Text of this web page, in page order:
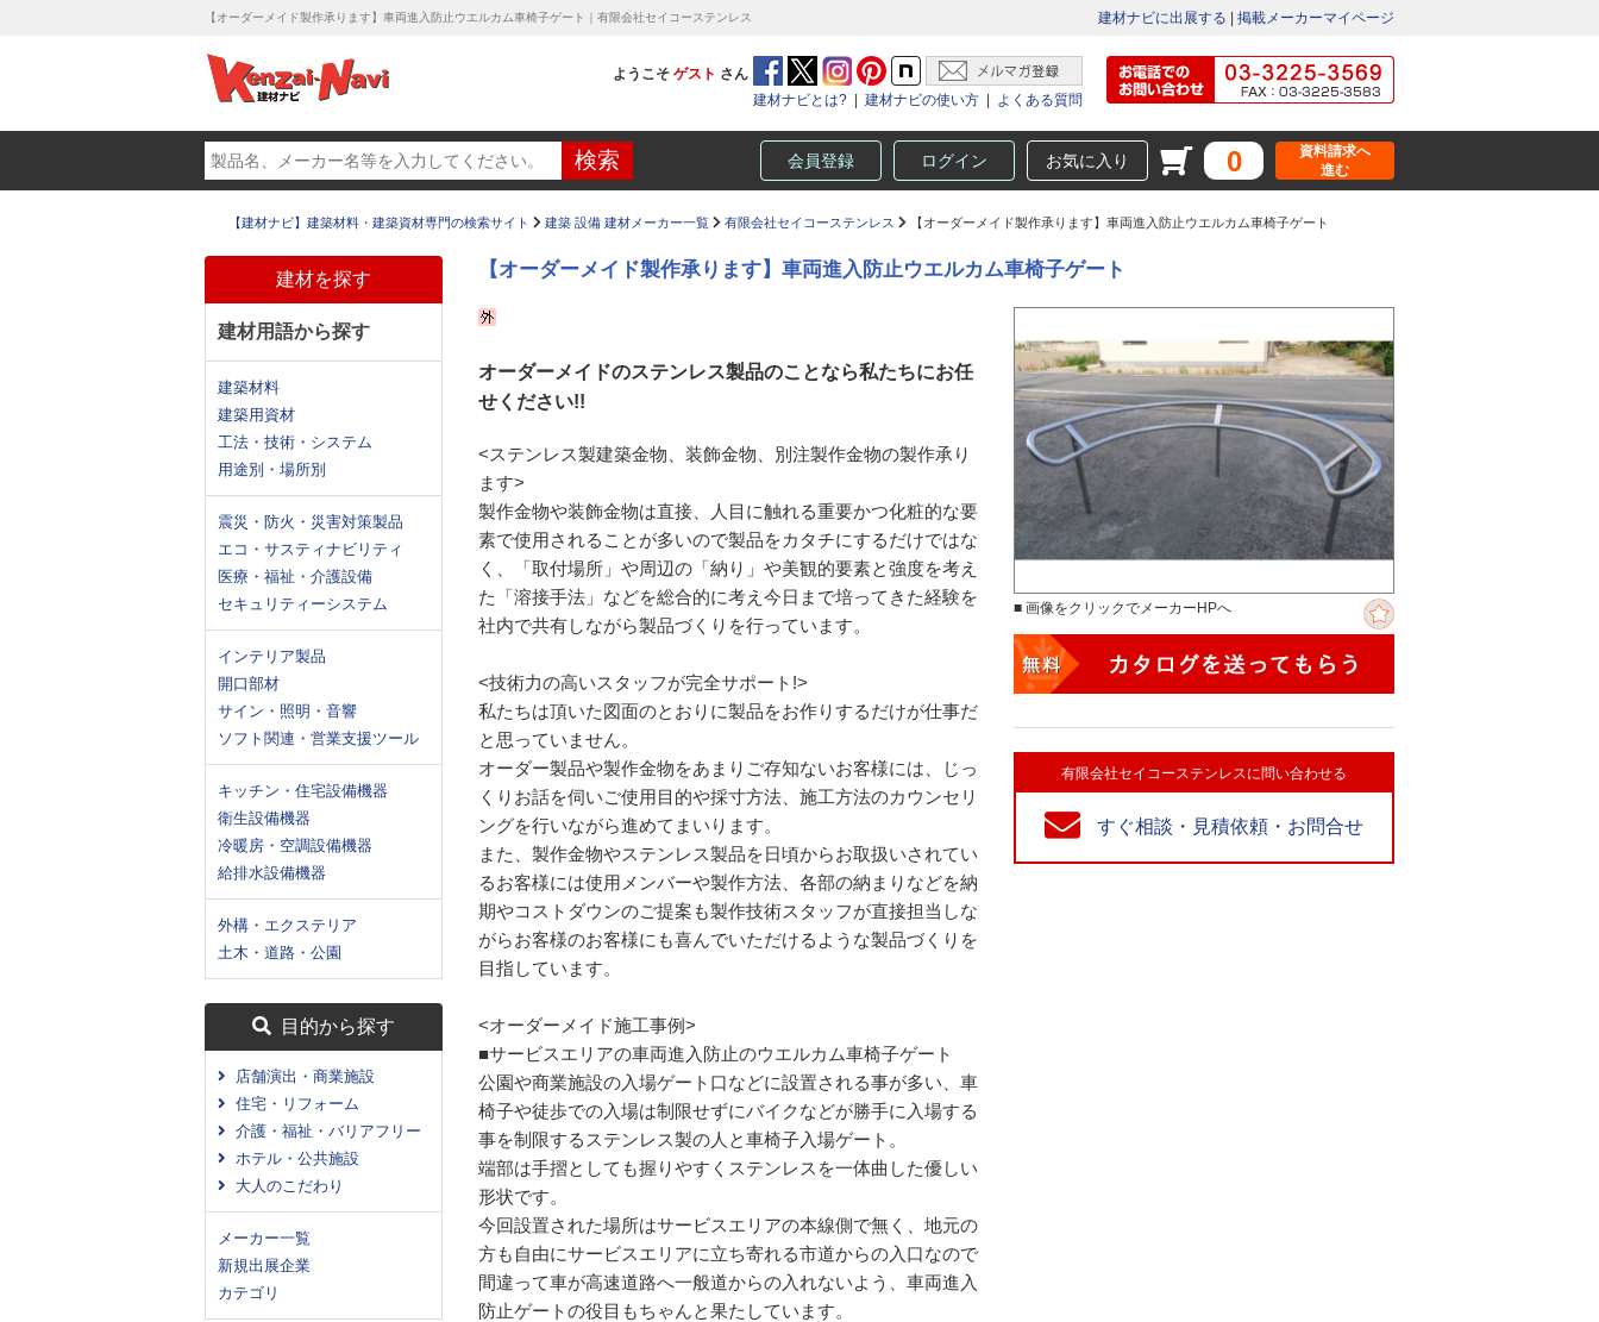
【オーダーメイド製作承ります】車両進入防止ウエルカム車椅子ゲート｜有限会社セイコーステンレス 建材ナビに出展する 掲載メーカーマイページ
ようこそ ゲスト さん
建材ナビとは?
建材ナビの使い方 よくある質問
会員登録 ログイン お気に入り 0
資料請求へ
進む
【建材ナビ】建築材料・建築資材専門の検索サイト 建築 設備 建材メーカー一覧 有限会社セイコーステンレス 【オーダーメイド製作承ります】車両進入防止ウエルカム車椅子ゲート
建材を探す
建材用語から探す
建築材料
建築用資材
工法・技術・システム
用途別・場所別
震災・防火・災害対策製品
エコ・サスティナビリティ
医療・福祉・介護設備
セキュリティーシステム
インテリア製品
開口部材
サイン・照明・音響
ソフト関連・営業支援ツール
キッチン・住宅設備機器
衛生設備機器
冷暖房・空調設備機器
給排水設備機器
外構・エクステリア
土木・道路・公園
目的から探す
店舗演出・商業施設
住宅・リフォーム
介護・福祉・バリアフリー
ホテル・公共施設
大人のこだわり
メーカー一覧
新規出展企業
カテゴリ
【オーダーメイド製作承ります】車両進入防止ウエルカム車椅子ゲート
オーダーメイドのステンレス製品のことなら私たちにお任
せください!!
<ステンレス製建築金物、装飾金物、別注製作金物の製作承り
ます>
製作金物や装飾金物は直接、人目に触れる重要かつ化粧的な要
素で使用されることが多いので製品をカタチにするだけではな
く、「取付場所」や周辺の「納り」や美観的要素と強度を考え
た「溶接手法」などを総合的に考え今日まで培ってきた経験を
社内で共有しながら製品づくりを行っています。
<技術力の高いスタッフが完全サポート!>
私たちは頂いた図面のとおりに製品をお作りするだけが仕事だ
と思っていません。
オーダー製品や製作金物をあまりご存知ないお客様には、じっ
くりお話を伺いご使用目的や採寸方法、施工方法のカウンセリ
ングを行いながら進めてまいります。
また、製作金物やステンレス製品を日頃からお取扱いされてい
るお客様には使用メンバーや製作方法、各部の納まりなどを納
期やコストダウンのご提案も製作技術スタッフが直接担当しな
がらお客様のお客様にも喜んでいただけるような製品づくりを
目指しています。
<オーダーメイド施工事例>
■サービスエリアの車両進入防止のウエルカム車椅子ゲート
公園や商業施設の入場ゲート口などに設置される事が多い、車
椅子や徒歩での入場は制限せずにバイクなどが勝手に入場する
事を制限するステンレス製の人と車椅子入場ゲート。
端部は手摺としても握りやすくステンレスを一体曲した優しい
形状です。
今回設置された場所はサービスエリアの本線側で無く、地元の
方も自由にサービスエリアに立ち寄れる市道からの入口なので
間違って車が高速道路へ一般道からの入れないよう、車両進入
防止ゲートの役目もちゃんと果たしています。
■ 画像をクリックでメーカーHPへ
有限会社セイコーステンレスに問い合わせる
すぐ相談・見積依頼・お問合せ